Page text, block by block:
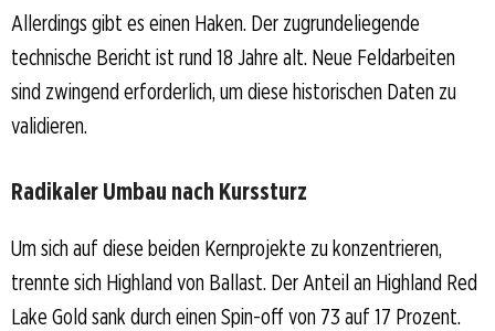
Allerdings gibt es einen Haken. Der zugrundeliegende
technische Bericht ist rund 18 Jahre alt. Neue Feldarbeiten
sind zwingend erforderlich, um diese historischen Daten zu
validieren.
Radikaler Umbau nach Kurssturz
Um sich auf diese beiden Kernprojekte zu konzentrieren,
trennte sich Highland von Ballast. Der Anteil an Highland Red
Lake Gold sank durch einen Spin-off von 73 auf 17 Prozent.